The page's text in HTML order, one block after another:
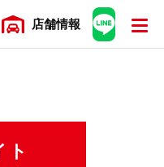
店舗情報
イト